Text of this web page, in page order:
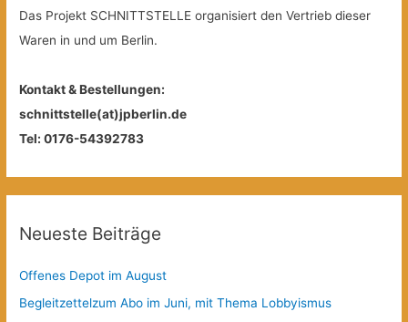
Das Projekt SCHNITTSTELLE organisiert den Vertrieb dieser
Waren in und um Berlin.
Kontakt & Bestellungen:
schnittstelle(at)jpberlin.de
Tel: 0176-54392783
Neueste Beiträge
Offenes Depot im August
Begleitzettelzum Abo im Juni, mit Thema Lobbyismus